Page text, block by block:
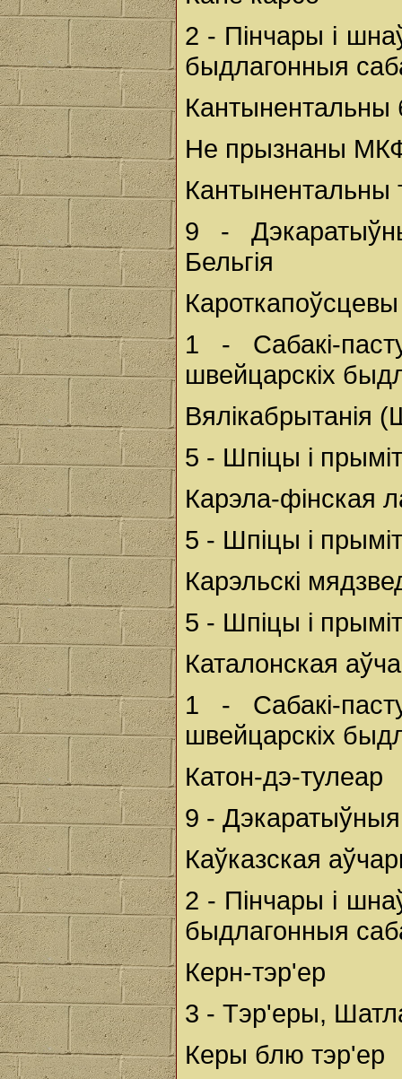
2 - Пінчары і
быдлагонныя
Кантынентальны
Не прызнаны
Кантынентальны
9 -
Бельгія
Кароткапоўсцевы
1 - Сабакі-
швейцарскіх
Вялікабрытанія
5 - Шпіцы і
Карэла-фінская
5 - Шпіцы і
Карэльскі
5 - Шпіцы і
Каталонская
1 - Сабакі-
швейцарскіх
Катон-дэ-тулеар
9 - Дэкаратыўныя
Каўказская
2 - Пінчары і
быдлагонныя
Керн-тэр'ер
3 - Тэр'еры,
Керы блю тэр'ер